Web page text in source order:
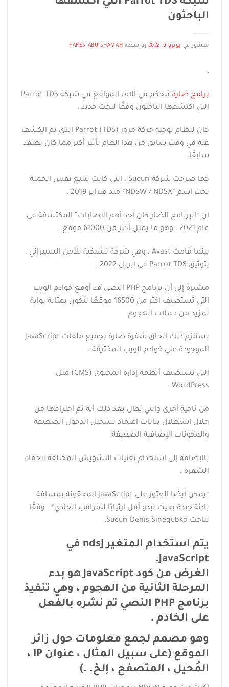
الباحثون
منشور في يونيو 6, 2022 بواسطة FARES ABU-SHAMAH
.
برامج ضارة
تتحكم في آلاف المواقع في شبكة Parrot TDS
التي اكتشفها الباحثون وفقًا لبحث جديد .
كان لنظام توجيه حركة مرور Parrot (TDS) الذي تم الكشف
عنه في وقت سابق من هذا العام تأثير أكبر مما كان يعتقد
سابقًا.
كما صرحت شركة Sucuri ، التي كانت تتتبع نفس الحملة
تحت اسم “NDSW / NDSX” منذ فبراير 2019 .
أن “البرنامج الضار كان أحد أهم الإصابات” المكتشفة في
عام 2021 ، وهو ما يمثل أكثر من 61000 موقع.
بينما قامت Avast ، وهي شركة تشيكية للأمن السيبراني ،
بتوثيق Parrot TDS في أبريل 2022 .
مشيرة إلى أن برنامج PHP النصي قد أوقع خوادم الويب
التي تستضيف أكثر من 16500 موقعًا لتكون بمثابة بوابة
لمزيد من حملات الهجوم.
يستلزم ذلك إلحاق شفرة ضارة بجميع ملفات JavaScript
الموجودة على خوادم الويب المخترقة .
التي تستضيف أنظمة إدارة المحتوى (CMS) مثل
WordPress .
من ناحية أخرى والتي يُقال بعد ذلك أنه تم اختراقها من
خلال استغلال بيانات اعتماد تسجيل الدخول الضعيفة
والمكونات الإضافية الضعيفة.
بالإضافة إلى استخدام تقنيات التشويش المختلفة لإخفاء
الشفرة .
“يمكن أيضًا العثور على JavaScript المحقونة بمسافة
بادئة جيدة بحيث تبدو أقل ارتيابًا للمراقب العادي” ، وفقًا
لباحث Sucuri Denis Sinegubko.
يتم استخدام المتغير ndsj في
JavaScript.
الغرض من كود JavaScript هو بدء
المرحلة الثانية من الهجوم ، وهي تنفيذ
برنامج PHP النصي تم نشره بالفعل
على الخادم .
وهو مصمم لجمع معلومات حول زائر
الموقع (على سبيل المثال ، عنوان IP ،
المُحيل ، المتصفح ، إلخ. .)